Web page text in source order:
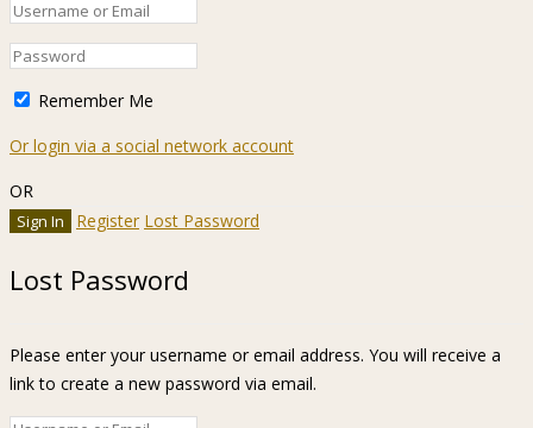
Remember Me
Or login via a social network account
OR
Register Lost Password
Lost Password
Please enter your username or email address. You will receive a
link to create a new password via email.